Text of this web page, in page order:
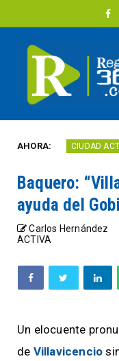
AHORA:CIUDAD ACTIVA
Baquero:
ayuda del
Carlos Hernández
ACTIVA
Un elocuente
de Villavicencio